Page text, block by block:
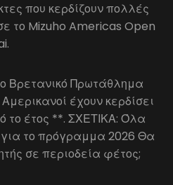
που κερδίζουν πολλές
το Mizuho Americas Open
Βρετανικό Πρωτάθλημα
έχουν κερδίσει
το έτος **. ΣΧΕΤΙΚΑ: Όλα
το πρόγραμμα 2026 Θα
σε περιοδεία φέτος;